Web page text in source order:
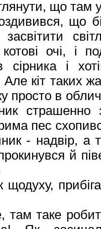
що там
що
котові очі, і
сірника і
кіт таких
просто в
страшенно
пес
- надвір, а
й
таке